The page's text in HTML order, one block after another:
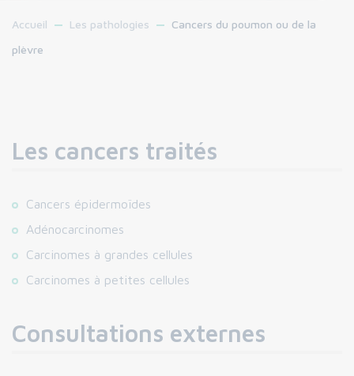
Accueil Les pathologies
Cancers du poumon ou de la
plèvre
Les cancers traités
Cancers épidermoïdes
Adénocarcinomes
Carcinomes à grandes cellules
Carcinomes à petites cellules
Consultations externes